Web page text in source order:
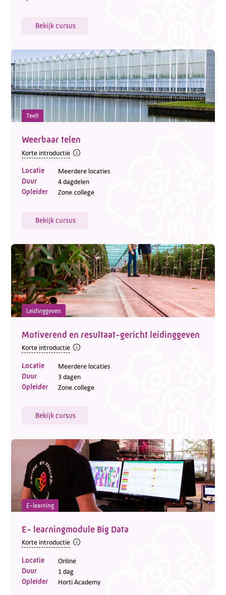
Bekijk cursus
Teelt
Weerbaar telen
Korte introductie
Locatie Meerdere locaties
Duur 4 dagdelen
Opleider Zone.college
Bekijk cursus
Leidinggeven
Motiverend en resultaat-gericht leidinggeven
Korte introductie
Locatie Meerdere locaties
Duur 3 dagen
Opleider Zone.college
Bekijk cursus
E-learning
E- learningmodule Big Data
Korte introductie
Locatie Online
Duur 1 dag
Opleider Horti Academy